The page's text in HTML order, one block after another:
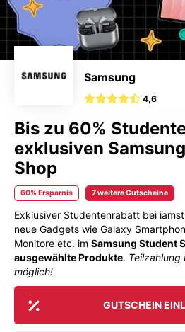
Samsung
4,6
Bis zu 60%
exklusiven
Shop
60% Ersparnis 7 weitere Gutscheine
Exklusiver Studentenrabatt bei
neue Gadgets wie Galaxy
Monitore etc. im Samsung Student
ausgewählte Produkte. Teilzahlung
möglich!
GUTSCHEIN